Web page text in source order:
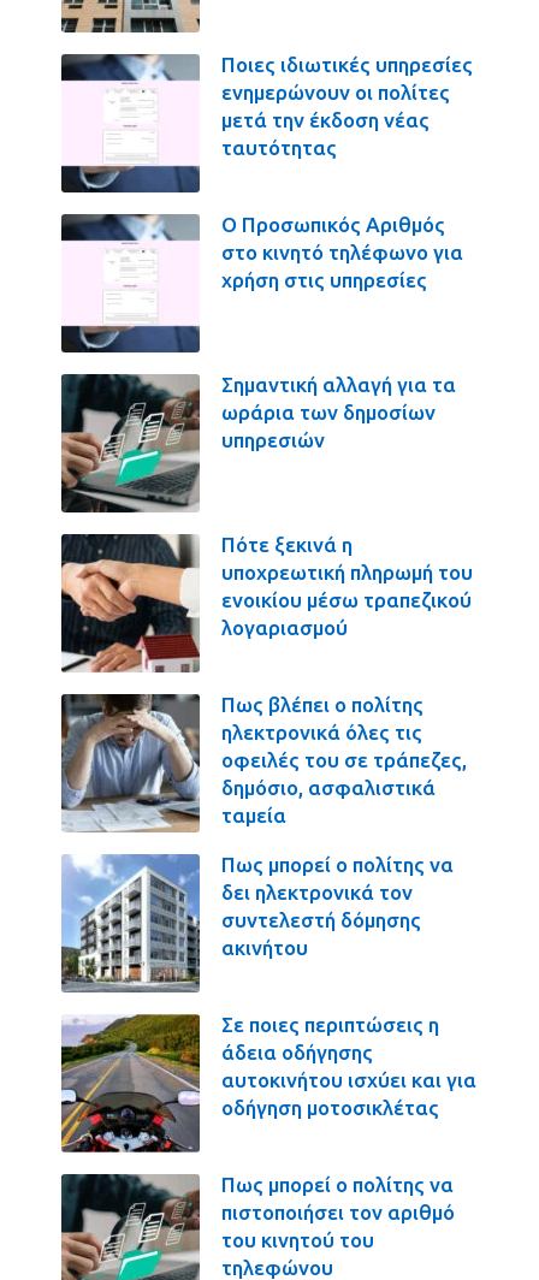
Ποιες ιδιωτικές υπηρεσίες
ενημερώνουν οι πολίτες
μετά την έκδοση νέας
ταυτότητας
Ο Προσωπικός Αριθμός
στο κινητό τηλέφωνο για
χρήση στις υπηρεσίες
Σημαντική αλλαγή για τα
ωράρια των δημοσίων
υπηρεσιών
Πότε ξεκινά η
υποχρεωτική πληρωμή του
ενοικίου μέσω τραπεζικού
λογαριασμού
Πως βλέπει ο πολίτης
ηλεκτρονικά όλες τις
οφειλές του σε τράπεζες,
δημόσιο, ασφαλιστικά
ταμεία
Πως μπορεί ο πολίτης να
δει ηλεκτρονικά τον
συντελεστή δόμησης
ακινήτου
Σε ποιες περιπτώσεις η
άδεια οδήγησης
αυτοκινήτου ισχύει και για
οδήγηση μοτοσικλέτας
Πως μπορεί ο πολίτης να
πιστοποιήσει τον αριθμό
του κινητού του
τηλεφώνου